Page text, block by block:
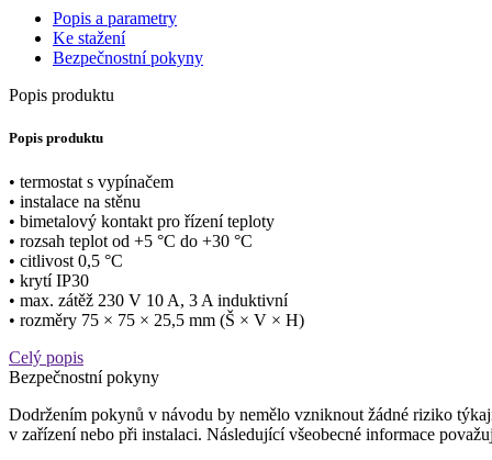
Popis a parametry
Ke stažení
Bezpečnostní pokyny
Popis produktu
Popis produktu
• termostat s vypínačem
• instalace na stěnu
• bimetalový kontakt pro řízení teploty
• rozsah teplot od +5 °C do +30 °C
• citlivost 0,5 °C
• krytí IP30
• max. zátěž 230 V 10 A, 3 A induktivní
• rozměry 75 × 75 × 25,5 mm (Š × V × H)
Celý popis
Bezpečnostní pokyny
Dodržením pokynů v návodu by nemělo vzniknout žádné riziko
v zařízení nebo při instalaci. Následující všeobecné informace